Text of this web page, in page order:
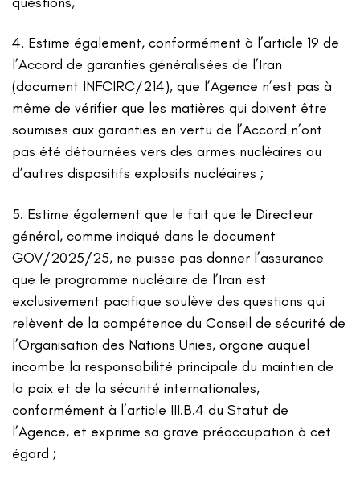
4. Estime également, conformément à l’article 19 de
l’Accord de garanties généralisées de l’Iran
(document INFCIRC/214), que l’Agence n’est pas à
même de vérifier que les matières qui doivent être
soumises aux garanties en vertu de l’Accord n’ont
pas été détournées vers des armes nucléaires ou
d’autres dispositifs explosifs nucléaires ;
5. Estime également que le fait que le Directeur
général, comme indiqué dans le document
GOV/2025/25, ne puisse pas donner l’assurance
que le programme nucléaire de l’Iran est
exclusivement pacifique soulève des questions qui
relèvent de la compétence du Conseil de sécurité de
l’Organisation des Nations Unies, organe auquel
incombe la responsabilité principale du maintien de
la paix et de la sécurité internationales,
conformément à l’article III.B.4 du Statut de
l’Agence, et exprime sa grave préoccupation à cet
égard ;